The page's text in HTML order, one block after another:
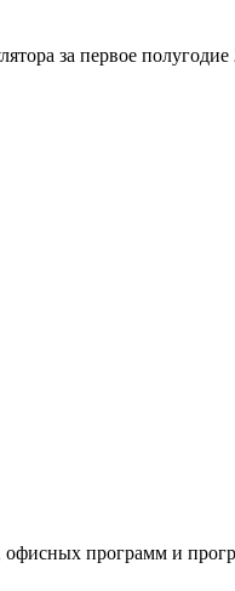
за первое
офисных программ и